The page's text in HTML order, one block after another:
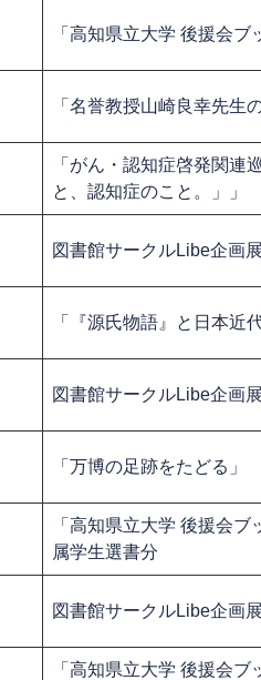
「高知県立大学 後援会ブ
「名誉教授山崎良幸先生
「がん・認知症啓発関連
と、認知症のこと。」」
図書館サークルLibe企画
「『源氏物語』と日本近
図書館サークルLibe企画
「万博の足跡をたどる」
「高知県立大学 後援会
属学生選書分
図書館サークルLibe企画
「高知県立大学 後援会